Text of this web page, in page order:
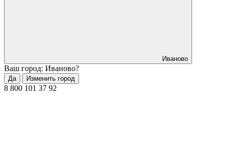
Иваново
Ваш город: Иваново?
Да Изменить город
8 800 101 37 92